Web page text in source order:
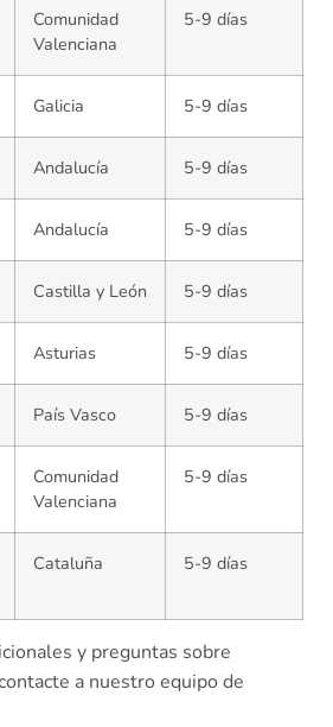
Comunidad
Valenciana
5-9 días
Galicia 5-9 días
Andalucía 5-9 días
Andalucía 5-9 días
Castilla y León 5-9 días
Asturias 5-9 días
País Vasco 5-9 días
Comunidad
Valenciana
5-9 días
Cataluña 5-9 días
y preguntas sobre
a nuestro equipo de